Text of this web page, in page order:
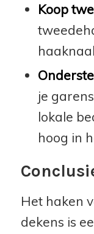
Koop
je
lokale
hoog in
Het haken
dekens is